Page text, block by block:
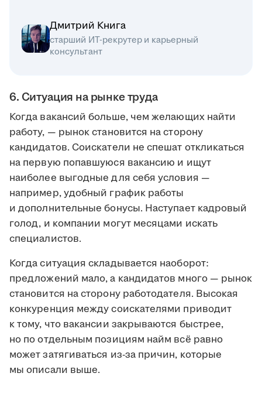
Дмитрий Книга
старший ИТ-рекрутер и карьерный
консультант
6. Ситуация на рынке труда
Когда вакансий больше, чем желающих найти
работу, — рынок становится на сторону
кандидатов. Соискатели не спешат откликаться
на первую попавшуюся вакансию и ищут
наиболее выгодные для себя условия —
например, удобный график работы
и дополнительные бонусы. Наступает кадровый
голод, и компании могут месяцами искать
специалистов.
Когда ситуация складывается наоборот:
предложений мало, а кандидатов много — рынок
становится на сторону работодателя. Высокая
конкуренция между соискателями приводит
к тому, что вакансии закрываются быстрее,
но по отдельным позициям найм всё равно
может затягиваться из-за причин, которые
мы описали выше.